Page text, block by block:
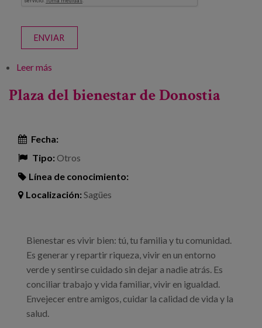
ENVIAR
Leer más
Plaza del bienestar de Donostia
Fecha:
Tipo:Otros
Línea de conocimiento:
Localización:Sagües
Bienestar es vivir bien: tú, tu familia y tu comunidad.
Es generar y repartir riqueza, vivir en un entorno
verde y sentirse cuidado sin dejar a nadie atrás. Es
conciliar trabajo y vida familiar, vivir en igualdad.
Envejecer entre amigos, cuidar la calidad de vida y la
salud.